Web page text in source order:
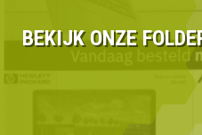
Computerwinkel
BEKIJK ONZE